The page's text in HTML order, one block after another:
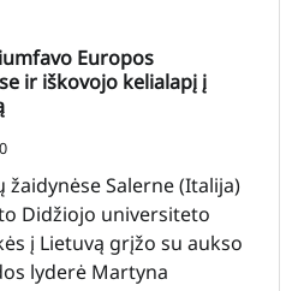
Europos
ir iškovojo kelialapį į
0
Salerne (Italija)
Didžiojo universiteto
į Lietuvą grįžo su aukso
lyderė Martyna